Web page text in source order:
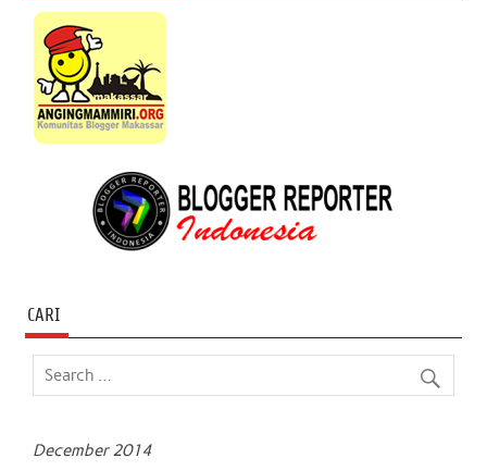
CARI
December 2014